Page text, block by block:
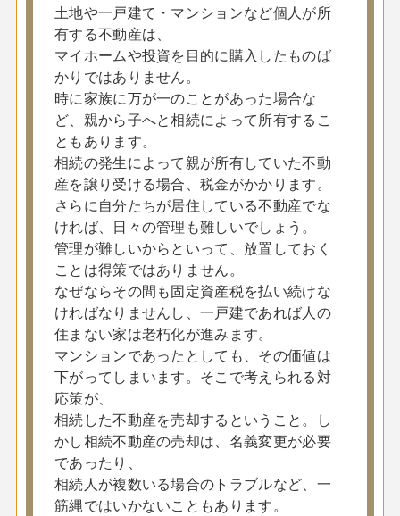
土地や一戸建て・マンションなど個人が所
有する不動産は、
マイホームや投資を目的に購入したものば
かりではありません。
時に家族に万が一のことがあった場合な
ど、親から子へと相続によって所有するこ
ともあります。
相続の発生によって親が所有していた不動
産を譲り受ける場合、税金がかかります。
さらに自分たちが居住している不動産でな
ければ、日々の管理も難しいでしょう。
管理が難しいからといって、放置しておく
ことは得策ではありません。
なぜならその間も固定資産税を払い続けな
ければなりませんし、一戸建であれば人の
住まない家は老朽化が進みます。
マンションであったとしても、その価値は
下がってしまいます。そこで考えられる対
応策が、
相続した不動産を売却するということ。し
かし相続不動産の売却は、名義変更が必要
であったり、
相続人が複数いる場合のトラブルなど、一
筋縄ではいかないこともあります。